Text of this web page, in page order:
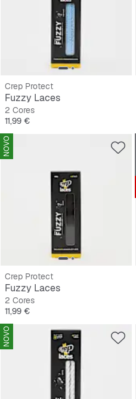
Crep Protect
Fuzzy Laces
2 Cores
Preço
11,99 €
NOVO
Crep Protect
Fuzzy Laces
2 Cores
Preço
11,99 €
NOVO